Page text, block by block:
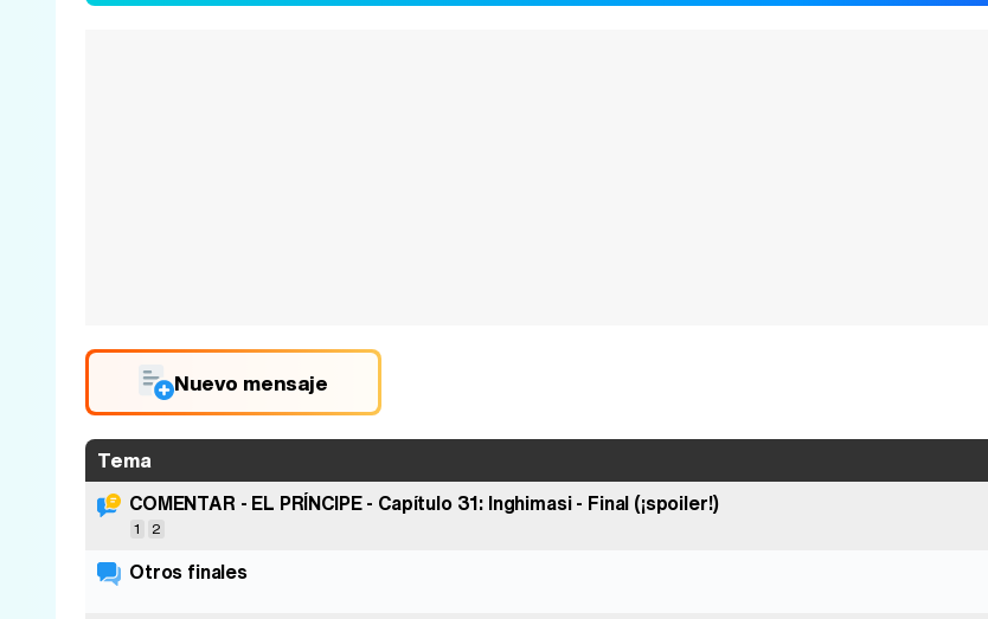
Nuevo mensaje
Tema
COMENTAR - EL PRÍNCIPE - Capítulo 31: Inghimasi - Final (¡spoiler!)
1 2
Otros finales